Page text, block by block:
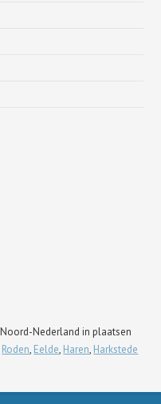
Nederland in plaatsen
Roden, Eelde, Haren, Harkstede